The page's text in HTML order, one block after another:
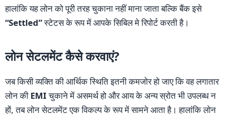
हालांकि यह लोन को पूरी तरह चुकाना नहीं माना जाता बल्कि बैंक इसे
“Settled”स्टेटस के रूप में आपके सिबिल मे रिपोर्ट करती है।
लोन सेटलमेंट कैसे करवाएं?
जब किसी व्यक्ति की आर्थिक स्थिति इतनी कमजोर हो जाए कि वह लगातार
लोन की EMIचुकाने में असमर्थ हो और आय के अन्य स्रोत भी उपलब्ध न
हों, तब लोन सेटलमेंट एक विकल्प के रूप में सामने आता है। हालांकि लोन